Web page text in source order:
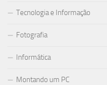
Tecnologia e Informação
Fotografia
Informática
Montando um PC